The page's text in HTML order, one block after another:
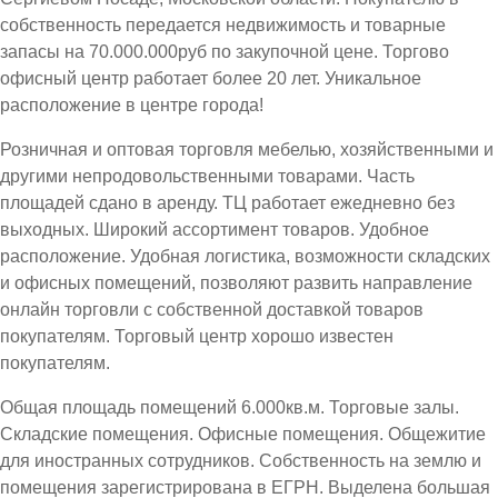
собственность передается недвижимость и товарные
запасы на 70.000.000руб по закупочной цене. Торгово
офисный центр работает более 20 лет. Уникальное
расположение в центре города!
Розничная и оптовая торговля мебелью, хозяйственными и
другими непродовольственными товарами. Часть
площадей сдано в аренду. ТЦ работает ежедневно без
выходных. Широкий ассортимент товаров. Удобное
расположение. Удобная логистика, возможности складских
и офисных помещений, позволяют развить направление
онлайн торговли с собственной доставкой товаров
покупателям. Торговый центр хорошо известен
покупателям.
Общая площадь помещений 6.000кв.м. Торговые залы.
Складские помещения. Офисные помещения. Общежитие
для иностранных сотрудников. Собственность на землю и
помещения зарегистрирована в ЕГРН. Выделена большая